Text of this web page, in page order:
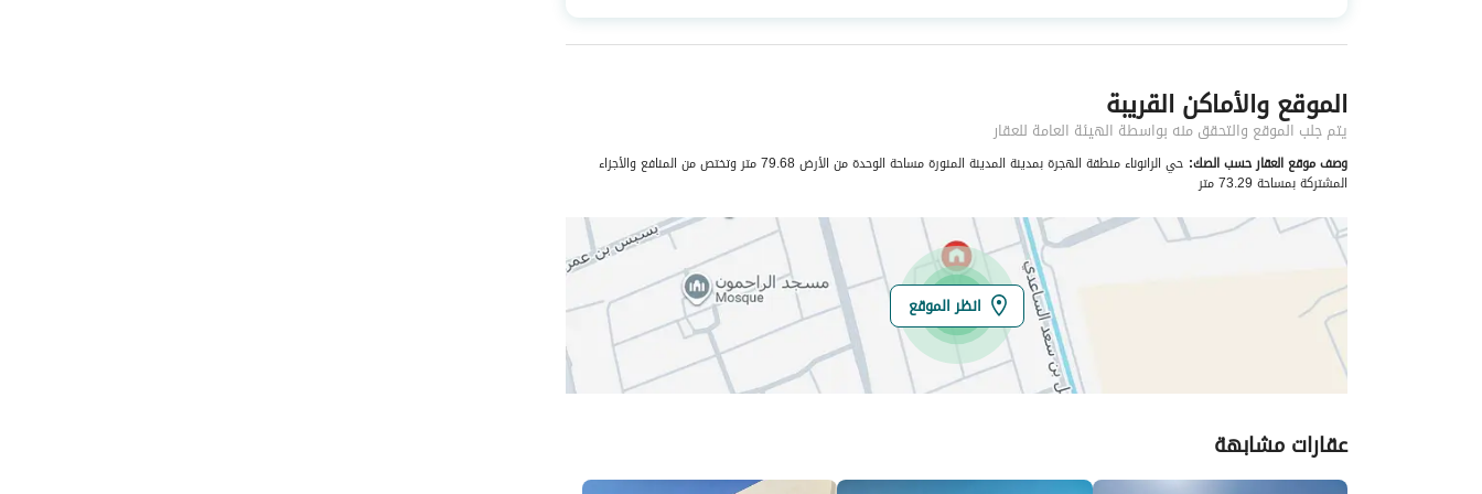
نوع العقار
شقق
عدد الغرف
3
خدمات العقار
كهرباء
نعم
صرف صحي
نعم
هاتف
نعم
الياف ضوئية
نعم
تفاصيل اضافية
عمر العقار
عرض الشارع
0
رقم المخطط
رقم صك الملكية
160002705213
هل يوجد اي التزام
على العقار ؟
لايوجد
السعودي
الموقع والأماكن القريبة
يتم جلب الموقع والتحقق منه بواسطة الهيئة العامة للعقار
وصف موقع العقار حسب الصك:
حي الرانوناء منطقة الهجرة بمدينة المدينة المنورة مساحة الوحدة من الأرض 79.68 متر وتختص من المنافع والأجزاء
المشتركة بمساحة 73.29 متر
انظر الموقع
عقارات مشابهة